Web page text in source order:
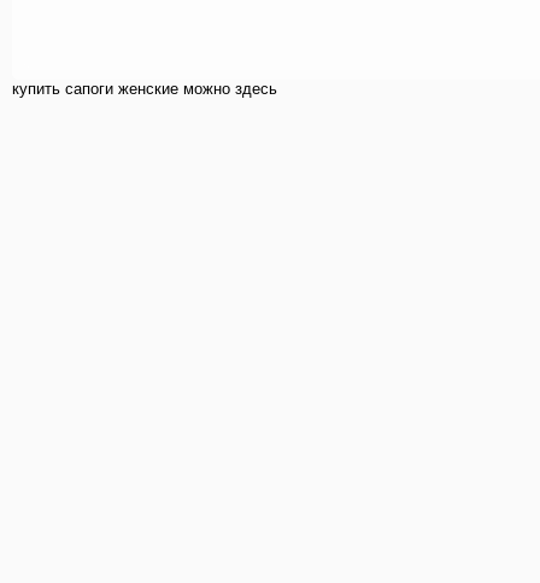
купить cапоги женские можно здесь